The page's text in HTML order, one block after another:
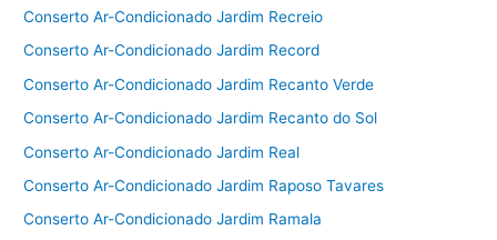
Conserto Ar-Condicionado Jardim Recreio
Conserto Ar-Condicionado Jardim Record
Conserto Ar-Condicionado Jardim Recanto Verde
Conserto Ar-Condicionado Jardim Recanto do Sol
Conserto Ar-Condicionado Jardim Real
Conserto Ar-Condicionado Jardim Raposo Tavares
Conserto Ar-Condicionado Jardim Ramala